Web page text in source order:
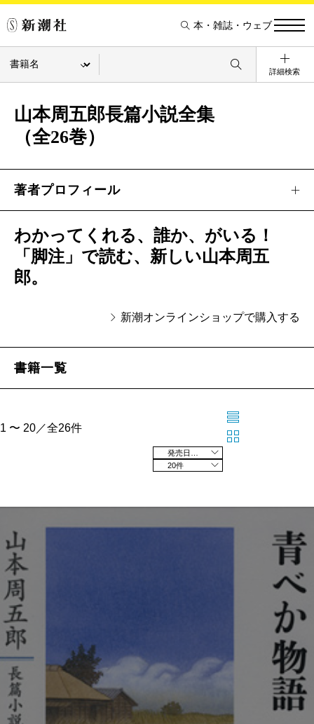
本・雑誌・ウェブ
詳細検索
山本周五郎長篇小説全集
（全26巻）
著者プロフィール
わかってくれる、誰か、がいる！
「脚注」で読む、新しい山本周五
郎。
新潮オンラインショップで購入する
書籍一覧
1 〜 20／全26件
20件